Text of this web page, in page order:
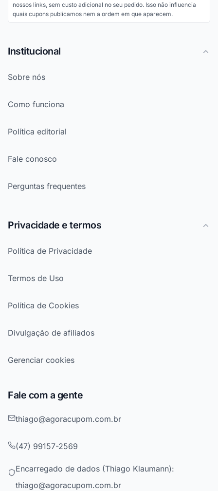
nossos links, sem custo adicional no seu pedido. Isso não influencia
quais cupons publicamos nem a ordem em que aparecem.
Institucional
Sobre nós
Como funciona
Política editorial
Fale conosco
Perguntas frequentes
Privacidade e termos
Política de Privacidade
Termos de Uso
Política de Cookies
Divulgação de afiliados
Gerenciar cookies
Fale com a gente
thiago@agoracupom.com.br
(47) 99157-2569
Encarregado de dados (Thiago Klaumann):
thiago@agoracupom.com.br